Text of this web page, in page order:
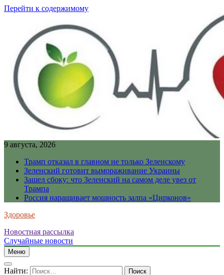
Перейти к содержимому
9 августа, 2026
Трамп отказал в главном не только Зеленскому
Зеленский готовит вымораживание Украины
Зашел сбоку: что Зеленский на самом деле увез от
Трампа
Россия наращивает мощность залпа «Цирконов»
Здоровье
Новостная рассылка
Случайные новости
Меню
Найти: